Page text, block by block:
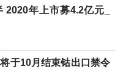
2020年上市募4.2亿元_
于10月结束钴出口禁令